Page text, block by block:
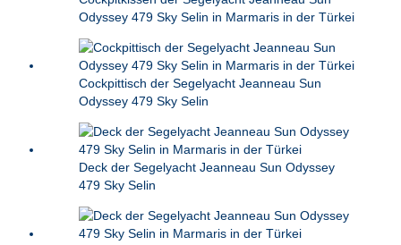
Odyssey 479 Sky Selin in Marmaris in der Türkei
Cockpittisch der Segelyacht Jeanneau Sun
Odyssey 479 Sky Selin
Deck der Segelyacht Jeanneau Sun Odyssey
479 Sky Selin